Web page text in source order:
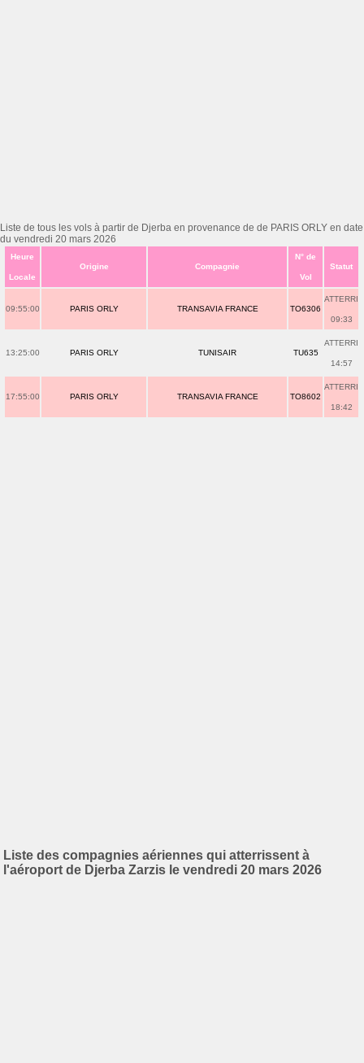
Liste de tous les vols à partir de Djerba en provenance de de PARIS ORLY en date
du vendredi 20 mars 2026
Heure
Locale
Origine Compagnie
N° de
Vol
Statut
09:55:00 PARIS ORLY TRANSAVIA FRANCE TO6306
ATTERRI
09:33
13:25:00 PARIS ORLY TUNISAIR TU635
ATTERRI
14:57
17:55:00 PARIS ORLY TRANSAVIA FRANCE TO8602
ATTERRI
18:42
Liste des compagnies aériennes qui atterrissent à
l'aéroport de Djerba Zarzis le vendredi 20 mars 2026